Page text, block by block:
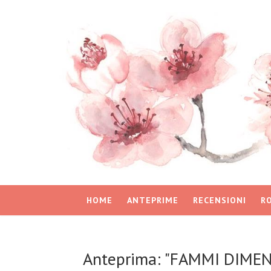
HOME ANTEPRIME RECENSIONI
Anteprima: "FAMMI